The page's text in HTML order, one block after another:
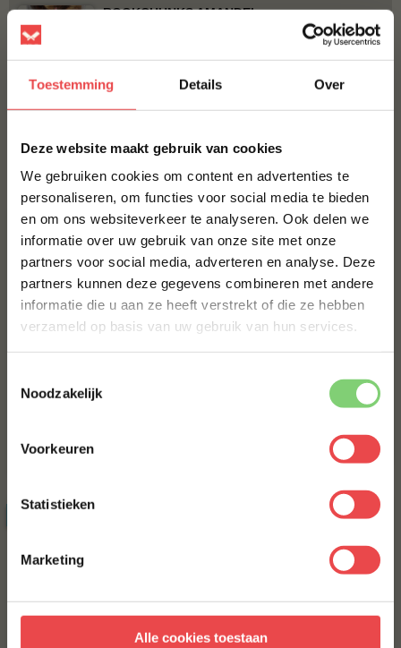
Toestemming Details Over
Deze website maakt gebruik van cookies
We gebruiken cookies om content en advertenties te
personaliseren, om functies voor social media te bieden
en om ons websiteverkeer te analyseren. Ook delen we
informatie over uw gebruik van onze site met onze
partners voor social media, adverteren en analyse. Deze
partners kunnen deze gegevens combineren met andere
informatie die u aan ze heeft verstrekt of die ze hebben
verzameld op basis van uw gebruik van hun services.
Noodzakelijk
Voorkeuren
Statistieken
Marketing
Alle cookies toestaan
ROOKCHUNKS AMANDEL
€ 8,95
BBQUALITY PORK RUB
Bestel alles
(24
€ 9,15
10% korting op je
eerste bestelling*
Schrijf je in voor onze nieuwsbrief en ontvang direct
10% korting op jouw eerste bestelling.
VOORNAAM
ACHTERNAAM
* Alleen voor nieuwe inschrijvers, korting niet geldig op reeds